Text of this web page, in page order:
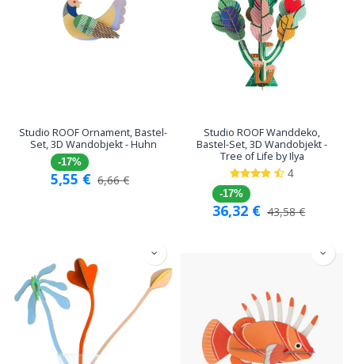
Studio ROOF Ornament, Bastel-
Set, 3D Wandobjekt - Huhn
-17%
5,55 € 6,66€
Studio ROOF Wanddeko,
Bastel-Set, 3D Wandobjekt -
Tree of Life by Ilya
4
-17%
36,32 € 43,58€